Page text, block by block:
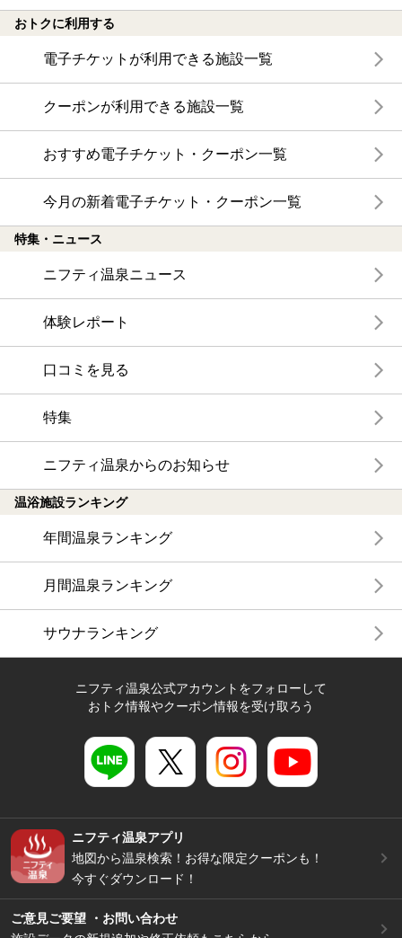
おトクに利用する
電子チケットが利用できる施設一覧
クーポンが利用できる施設一覧
おすすめ電子チケット・クーポン一覧
今月の新着電子チケット・クーポン一覧
特集・ニュース
ニフティ温泉ニュース
体験レポート
口コミを見る
特集
ニフティ温泉からのお知らせ
温浴施設ランキング
年間温泉ランキング
月間温泉ランキング
サウナランキング
ニフティ温泉公式アカウントをフォローして
おトク情報やクーポン情報を受け取ろう
ニフティ温泉アプリ
地図から温泉検索！お得な限定クーポンも！
今すぐダウンロード！
ご意見ご要望 ・お問い合わせ